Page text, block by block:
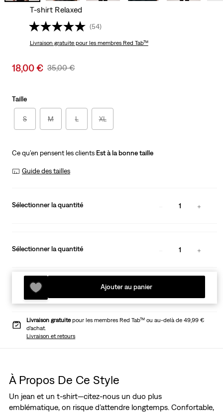
T-shirt Relaxed
(54)
Livraison gratuitepour les membres Red Tab™
Sale
18,00 € Original
35,00 €
Taille
S M L XL
Ce qu’en pensent les clients Est à la bonne taille
Guide des tailles
Sélectionner la quantité 1
Sélectionner la quantité 1
Ajouter au panier
Livraison gratuitepour les membres Red Tab™ ou au-delà de 49,99 €
d’achat.
Livraison et retours
À Propos De Ce Style
Un jean et un t-shirt—citez-nous un duo plus
emblématique, on risque d’attendre longtemps. Confortable,